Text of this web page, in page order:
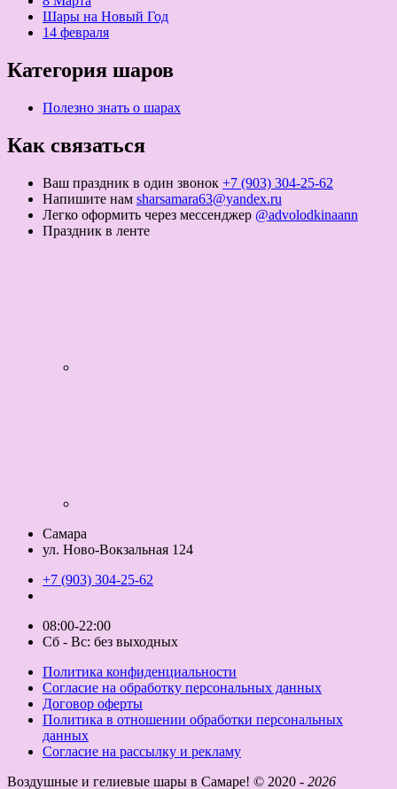
Шары на Новый Год
14 февраля
Категория шаров
Полезно знать о шарах
Как связаться
Ваш праздник в один звонок +7 (903) 304-25-62
Напишите нам sharsamara63@yandex.ru
Легко оформить через мессенджер @advolodkinaann
Праздник в ленте
Самара
ул. Ново-Вокзальная 124
+7 (903) 304-25-62
08:00-22:00
Сб - Вс: без выходных
Политика конфиденциальности
Согласие на обработку персональных данных
Договор оферты
Политика в отношении обработки персональных
данных
Согласие на рассылку и рекламу
Воздушные и гелиевые шары в Самаре! © 2020 - 2026